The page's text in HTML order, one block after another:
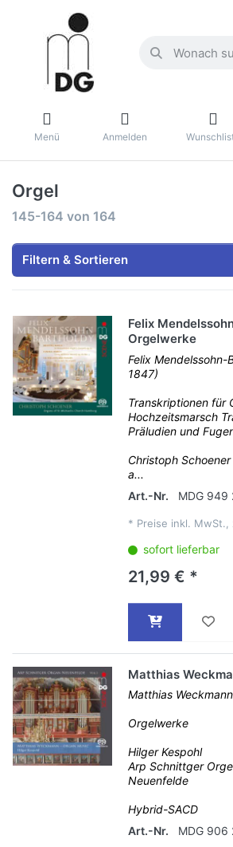
Menü Anmelden
Orgel
145-164 von 164
Filtern & Sortieren
Felix
Orgelwerke
Felix
1847)
Transkriptionen für
Hochzeitsmarsch
Präludien und
Christoph Schoener
a...
Art.-Nr.
MDG 949
* Preise inkl. MwSt.,
sofort lieferbar
21,99 € *
Matthias
Matthias
Orgelwerke
Hilger Kespohl
Arp Schnittger
Neuenfelde
Hybrid-SACD
Art.-Nr.
MDG 906